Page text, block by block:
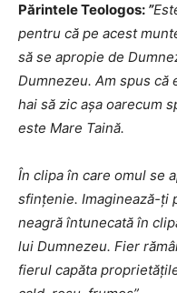
Părintele Teologos: ”
pentru că pe acest
să se apropie de
Dumnezeu. Am spus că
hai să zic așa oarecum
este Mare Taină.
În clipa în care omul se
sfințenie. Imaginează-ți
neagră întunecată în
lui Dumnezeu. Fier
fierul capăta